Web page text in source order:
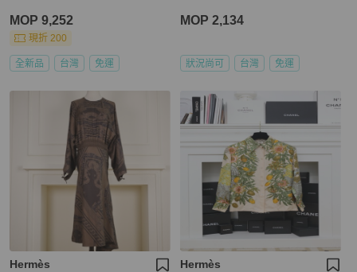
MOP 9,252
現折 200
全新品 台灣 免運
MOP 2,134
狀況尚可 台灣 免運
Hermès Hermès